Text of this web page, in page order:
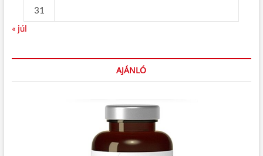
31
« júl
AJÁNLÓ